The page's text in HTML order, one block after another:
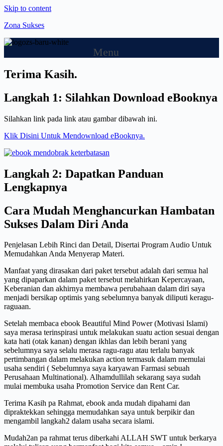
Skip to content
Zona Sukses
Menu
Terima Kasih.
Langkah 1: Silahkan Download eBooknya
Silahkan link pada link atau gambar dibawah ini.
Klik Disini Untuk Mendownload eBooknya.
Langkah 2: Dapatkan Panduan
Lengkapnya
Cara Mudah Menghancurkan Hambatan
Sukses Dalam Diri Anda
Penjelasan Lebih Rinci dan Detail, Disertai Program Audio Untuk
Memudahkan Anda Menyerap Materi.
Manfaat yang dirasakan dari paket tersebut adalah dari semua hal
yang dipaparkan dalam paket tersebut melahirkan Kepercayaan,
Keberanian dan akhirnya membawa perubahaan dalam diri saya
menjadi bersikap optimis yang sebelumnya banyak diliputi keragu-
raguaan.
Setelah membaca ebook Beautiful Mind Power (Motivasi Islami)
saya merasa terinspirasi untuk melakukan suatu action sesuai dengan
kata hati (otak kanan) dengan ikhlas dan lebih berani yang
sebelumnya saya selalu merasa ragu-ragu atau terlalu banyak
pertimbangan dalam melakukan action termasuk dalam memulai
usaha sendiri ( Sebelumnya saya karyawan Farmasi sebuah
Perusahaan Multinational). Alhamdullilah sekarang saya sudah
mulai membuka usaha Promotion Service dan Rent Car.
Terima Kasih pa Rahmat, ebook anda mudah dipahami dan
dipraktekkan sehingga memudahkan saya untuk berpikir dan
mengambil langkah2 dalam usaha secara islami.
Mudah2an pa rahmat terus diberkahi ALLAH SWT untuk berkarya